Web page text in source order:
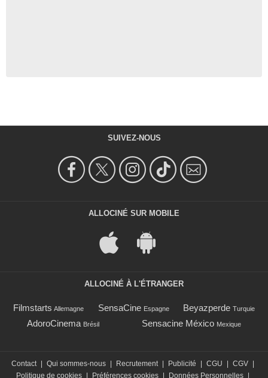
SUIVEZ-NOUS
ALLOCINÉ SUR MOBILE
ALLOCINÉ À L'ÉTRANGER
Filmstarts Allemagne SensaCine Espagne Beyazperde Turquie
AdoroCinema Brésil Sensacine México Mexique
Contact Qui sommes-nous Recrutement Publicité CGU CGV
Politique de cookies
Préférences cookies Données Personnelles